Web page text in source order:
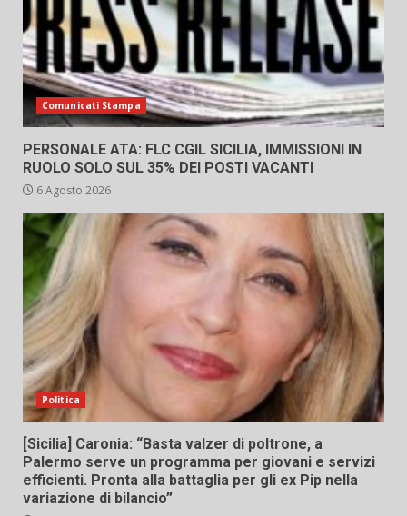
Comunicati Stampa
PERSONALE ATA: FLC CGIL SICILIA, IMMISSIONI IN
RUOLO SOLO SUL 35% DEI POSTI VACANTI
6 Agosto 2026
Politica
[Sicilia] Caronia: “Basta valzer di poltrone, a
Palermo serve un programma per giovani e servizi
efficienti. Pronta alla battaglia per gli ex Pip nella
variazione di bilancio”